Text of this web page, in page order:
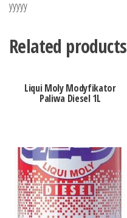
yyyyy
Related products
Liqui Moly Modyfikator
Paliwa Diesel 1L